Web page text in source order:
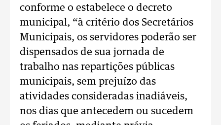
conforme o estabelece o decreto
municipal, “à critério dos Secretários
Municipais, os servidores poderão ser
dispensados de sua jornada de
trabalho nas repartições públicas
municipais, sem prejuízo das
atividades consideradas inadiáveis,
nos dias que antecedem ou sucedem